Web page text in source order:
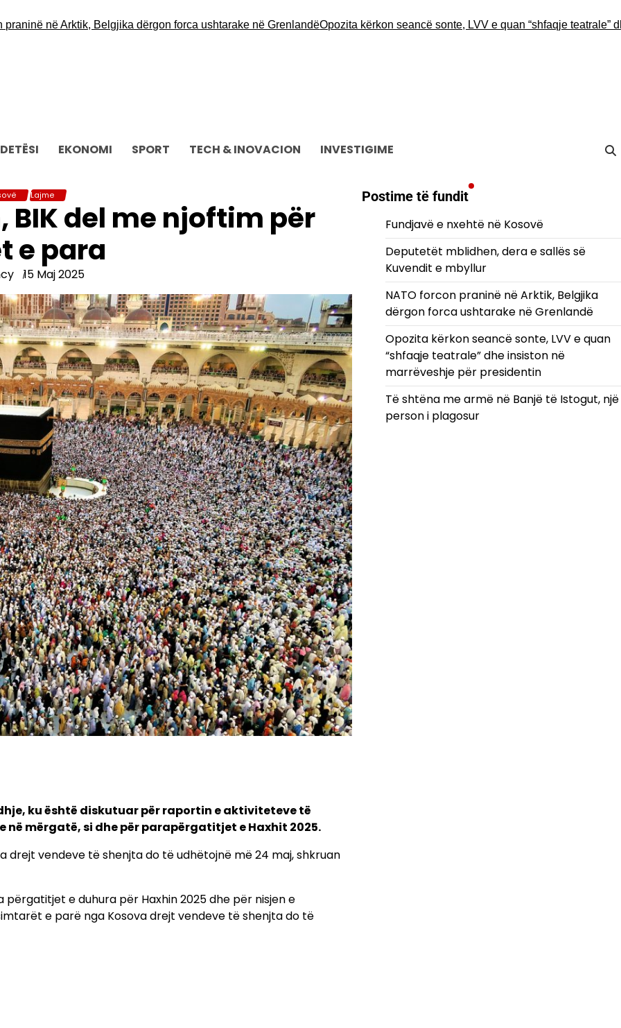
në Arktik, Belgjika dërgon forca ushtarake në GrenlandëOpozita kërkon seancë sonte, LVV e quan “shfaqje teatrale” dhe
EKONOMI SPORT TECH & INOVACION INVESTIGIME
Lajme
BIK del me njoftim për
e para
15 Maj 2025
ku është diskutuar për raportin e aktiviteteve të
mërgatë, si dhe për parapërgatitjet e Haxhit 2025.
drejt vendeve të shenjta do të udhëtojnë më 24 maj, shkruan
përgatitjet e duhura për Haxhin 2025 dhe për nisjen e
e parë nga Kosova drejt vendeve të shenjta do të
Postime të fundit
Fundjavë e nxehtë në Kosovë
Deputetët mblidhen, dera e sallës së
Kuvendit e mbyllur
NATO forcon praninë në Arktik, Belgjika
dërgon forca ushtarake në Grenlandë
Opozita kërkon seancë sonte, LVV e quan
“shfaqje teatrale” dhe insiston në
marrëveshje për presidentin
Të shtëna me armë në Banjë të Istogut, një
person i plagosur